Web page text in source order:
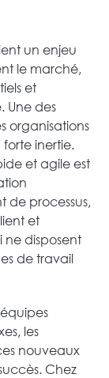
un enjeu
le marché,
et
Une des
organisations
forte inertie.
et agile est
de processus,
et
ne disposent
de travail
les
nouveaux
Chez